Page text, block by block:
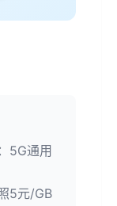
5G通用
5元/GB